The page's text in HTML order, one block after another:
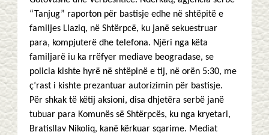
“Tanjug” raporton për bastisje edhe në shtëpitë e
familjes Llaziq, në Shtërpcë, ku janë sekuestruar
para, kompjuterë dhe telefona. Njëri nga këta
familjarë iu ka rrëfyer mediave beogradase, se
policia kishte hyrë në shtëpinë e tij, në orën 5:30, me
ç’rast i kishte prezantuar autorizimin për bastisje.
Për shkak të këtij aksioni, disa dhjetëra serbë janë
tubuar para Komunës së Shtërpcës, ku nga kryetari,
Bratisllav Nikoliq, kanë kërkuar sqarime. Mediat